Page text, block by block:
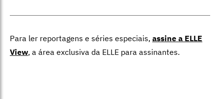
Para ler reportagens e séries especiais, assine a ELLE
View, a área exclusiva da ELLE para assinantes.